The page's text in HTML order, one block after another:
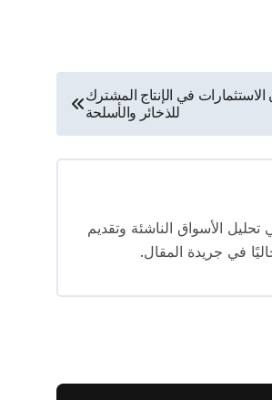
الاستثمارات في الإنتاج المشترك
للذخائر والأسلحة
في تحليل الأسواق الناشئة وتقديم
في جريدة المقال.